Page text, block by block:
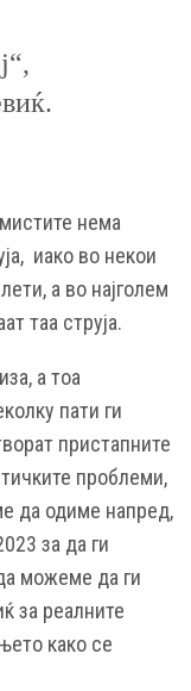
нема
иако во некои
а во најголем
таа струја.
а тоа
пати ги
пристапните
проблеми,
да одиме напред,
за да ги
можеме да ги
за реалните
како се